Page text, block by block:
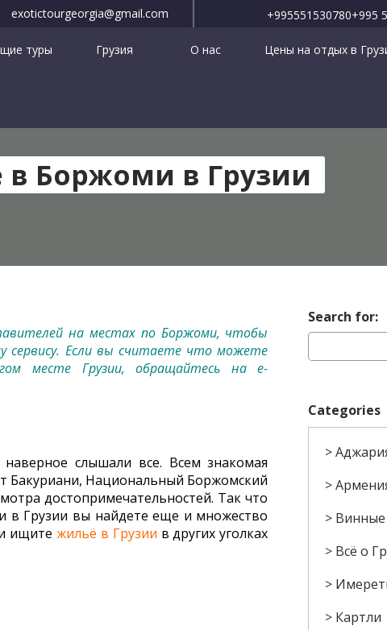
exotictourgeorgia@gmail.com +995551530780+995
туры Грузия О нас Цены на отдых в
Боржоми в Грузии
на местах по Боржоми, чтобы
сервису. Если вы считаете что можете
месте Грузии, обращайтесь на e-
слышали все. Всем знакомая
Бакуриани, Национальный Боржомский
достопримечательностей. Так что
в Грузии вы найдете еще и множество
ищите жильё в Грузии в других уголках
Search for:
Categories
Винные
Всё о
Картли